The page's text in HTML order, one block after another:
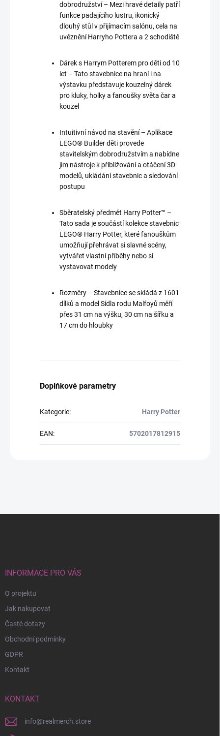
dobrodružství – Mezi hravé detaily patří
funkce padajícího lustru, ikonický
dlouhý stůl v přijímacím salónu, cela na
uvěznění Harryho Pottera a 2 schodiště
Dárek s Harrym Potterem pro děti od 10
let – Tato stavebnice na hraní i na
výstavku představuje kouzelný dárek
pro kluky, holky a fanoušky světa čar a
kouzel
Intuitivní návod na stavění – Aplikace
LEGO® Builder děti provede
stavitelským dobrodružstvím a nabídne
jim nástroje k přibližování a otáčení 3D
modelů, ukládání stavebnic a sledování
postupu
Sběratelský předmět Harry Potter™ –
Tato sada je součástí kolekce stavebnic
LEGO® Harry Potter, které fanouškům
umožňují přehrávat si slavné scény,
vytvářet vlastní příběhy nebo si
vystavovat modely
Rozměry – Stavebnice se skládá z 1601
dílků a model Sídla rodu Malfoyů měří
přes 31 cm na výšku, 30 cm na šířku a
17 cm do hloubky
Doplňkové parametry
Kategorie: Harry Potter
EAN: 5702017812915
INFORMACE PRO VÁS
O projektu
Jak nakupovat
Časté dotazy
Obchodní podmínky
GDPR
Kontakt
KONTAKT
info@realmerch.store